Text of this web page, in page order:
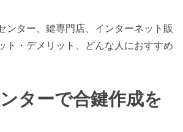
ンター、鍵専門店、インターネット販
ト・デメリット、どんな人におすすめ
ターで合鍵作成を